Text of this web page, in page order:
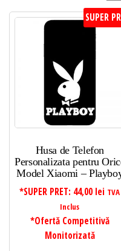
SUPER
Husa de Telefon
Personalizata pentru
Model Xiaomi –
*SUPER PRET: 44,00 lei TVA
Inclus
*Ofertă Competitivă
Monitorizată